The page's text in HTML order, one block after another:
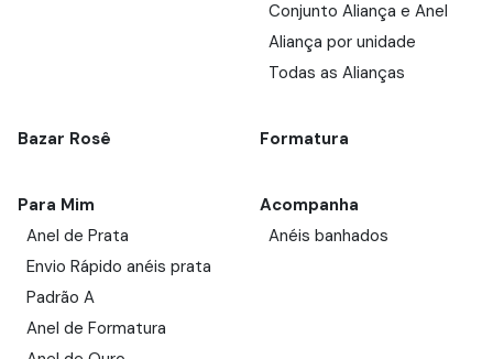
Conjunto Aliança e Anel
Aliança por unidade
Todas as Alianças
Bazar Rosê Formatura
Para Mim
Anel de Prata
Envio Rápido anéis prata
Padrão A
Anel de Formatura
Acompanha
Anéis banhados